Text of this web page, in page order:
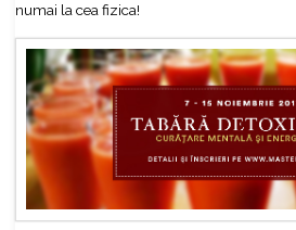
numai la cea fizica!